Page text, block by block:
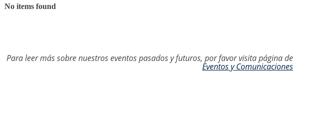
TheNo items found
Para leer más sobre nuestros eventos pasados y futuros, por favor visita página de
Eventos y Comunicaciones